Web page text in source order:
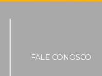
FALE CONOSCO